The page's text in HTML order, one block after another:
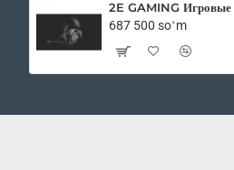
687 500 soʻm